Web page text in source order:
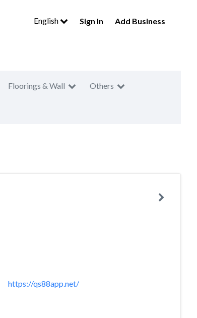
English Sign In Add Business
Floorings & Wall Others
https://qs88app.net/